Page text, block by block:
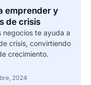
emprender y
de crisis
negocios te ayuda a
crisis, convirtiendo
crecimiento.
2024